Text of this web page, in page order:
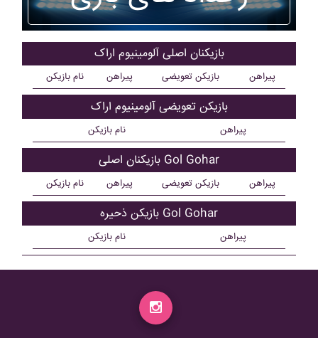
بازیکنان اصلی آلومينيوم اراک
نام بازیکن پیراهن بازیکن تعویضی پیراهن
بازیکن تعویضی آلومينيوم اراک
نام بازیکن پیراهن
بازیکنان اصلی Gol Gohar
نام بازیکن پیراهن بازیکن تعویضی پیراهن
بازیکن ذحیره Gol Gohar
نام بازیکن پیراهن